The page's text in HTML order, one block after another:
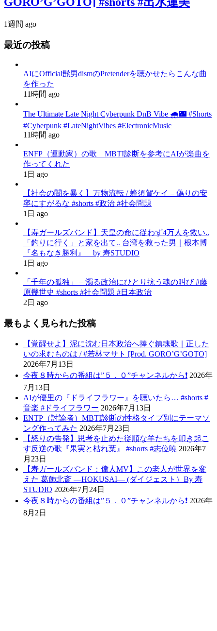
1週間 ago
最近の投稿
AIにOfficial髭男dismのPretenderを聴かせたらこんな曲
を作った
11時間 ago
The Ultimate Late Night Cyberpunk DnB Vibe 🌧️🌃 #Shorts
#Cyberpunk #LateNightVibes #ElectronicMusic
11時間 ago
ENFP（運動家）の歌 MBTI診断を参考にAIが楽曲を
作ってくれた
1日 ago
【社会の闇を暴く】万物流転 / 蜂須賀ケイ – 偽りの安
寧にすがるな #shorts #政治 #社会問題
1日 ago
【寿ガールズバンド】天皇の命に従わず4万人を救い..
「釣りに行く」と家を出て.. 台湾を救った男｜根本博
『名もなき勝利』 by 寿STUDIO
1日 ago
「千年の孤独」 – 濁る政治にひとり抗う魂の叫び #藤
原幾世史 #shorts #社会問題 #日本政治
2日 ago
最もよく見られた投稿
【覚醒せよ】泥に沈む日本政治へ捧ぐ鎮魂歌｜正した
いの求むものは / #若林マサト [Prod. GORO’G’GOTO]
2026年7月13日
今夜８時からの番組は”５．０”チャンネルから❗️ 2026年
7月13日
AIが優里の『ドライフラワー』を聴いたら… #shorts #
音楽 #ドライフラワー 2026年7月13日
ENTP（討論者）MBTI診断の性格タイプ別にテーマソ
ング作ってみた 2026年7月23日
【怒りの告発】思考を止めた従順な羊たちを叩き起こ
す反逆の歌『果実と枯れ葉』 #shorts #志位暁 2026年7
月23日
【寿ガールズバンド：偉人MV】この老人が世界を変
えた 葛飾北斎 ―HOKUSAI― (ダイジェスト）By 寿
STUDIO 2026年7月24日
今夜８時からの番組は”５．０”チャンネルから❗️ 2026年
8月2日